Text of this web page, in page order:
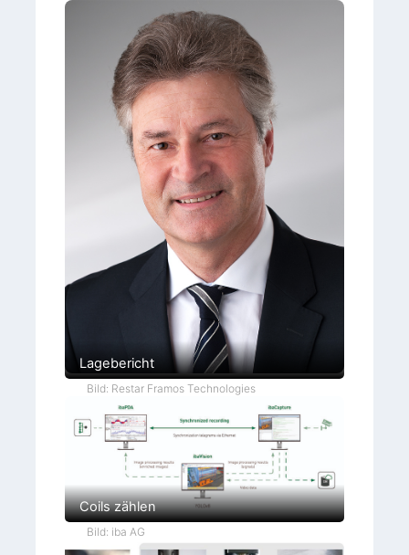
Lagebericht
Bild: Restar Framos Technologies
Coils zählen
Bild: iba AG